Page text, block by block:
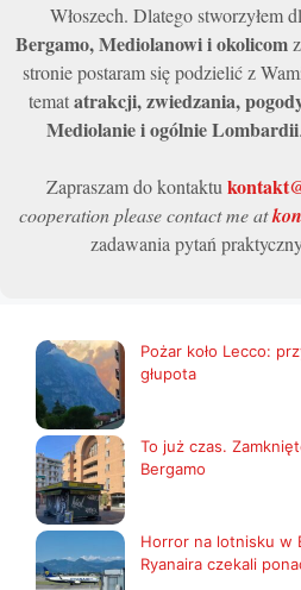
Włoszech. Dlatego stworzyłem
Bergamo, Mediolanowi i okolicomz
stronie postaram się podzielić z
tematatrakcji, zwiedzania,
Mediolanie i ogólnie Lombardii
Zapraszam do kontaktu
cooperation please contact me at
zadawania pytań
Pożar koło Lecco:
głupota
To już czas.
Bergamo
Horror na lotnisku w
Ryanaira czekali